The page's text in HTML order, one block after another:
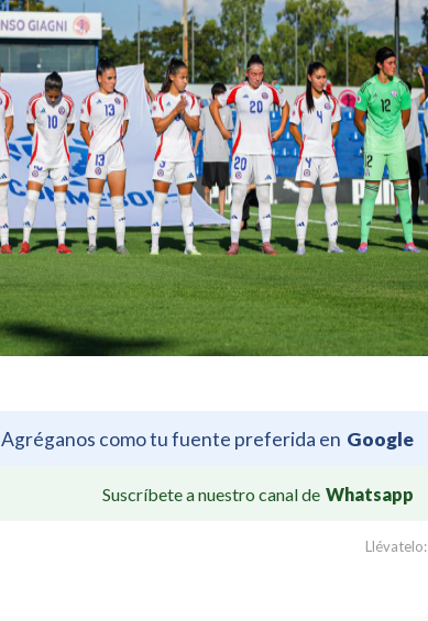
Agréganos como tu fuente preferida en Google
Suscríbete a nuestro canal de Whatsapp
Llévatelo: